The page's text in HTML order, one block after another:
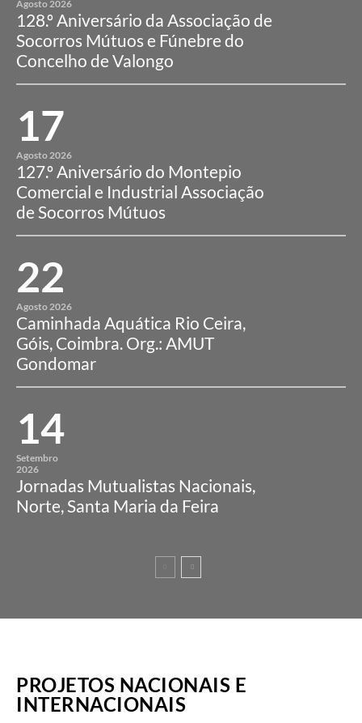
Agosto 2026
128.º Aniversário da Associação de
Socorros Mútuos e Fúnebre do
Concelho de Valongo
17
Agosto 2026
127.º Aniversário do Montepio
Comercial e Industrial Associação
de Socorros Mútuos
22
Agosto 2026
Caminhada Aquática Rio Ceira,
Góis, Coimbra. Org.: AMUT
Gondomar
14
Setembro
2026
Jornadas Mutualistas Nacionais,
Norte, Santa Maria da Feira
PROJETOS NACIONAIS E
INTERNACIONAIS